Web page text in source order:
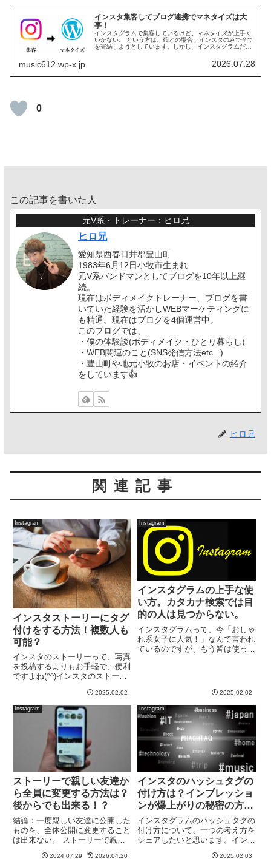
インスタ集客してブログ連携でマネタイズは大
事！
インスタグラムで集客しているけど、マネタイズが上手く
いかない。 という方は、殆どの場合、インスタのみで全て
を完結しようとしています。しかし、インスタグラムだけ
music612.wp-x.jp 2026.07.28
0
この記事を書いた人
元V系・トレーナー：ヒロ兄
ヒロ兄
愛知県西春日井郡豊山町
1983年6月12日小牧市生まれ
元V系バンドマンとしてブログを10年以上継
続。
現在はボディメイクトレーナー、ブログを書
いていた経験を活かしWEBマーケティングに
も精通。現在はブログを4個運営中。
このブログでは、
・僕の体験談(ボディメイク・ひとり暮らし)
・WEB関連のこと(SNS発信方法etc...)
・豊山町や地元小牧のお店・イベントの紹介
をしています👍️
ヒロ兄
関連記事
Instagram
インスタストーリーにタグ
付けをする方法！複数人も
可能？
インスタのストーリーって、写真
を投稿するよりもお手軽で、便利
ですよね(^^)インスタのストーリ
する際、フォロワーさんに、その
人物のインスタのアカウントを共
有出来る方法の一つとして、タグ
付け機能があります。In...
2025.02.02
Instagram
インスタグラムの上手な使
い方。カタカナ検索では目
的の人は見つからない。
インスタグラムって、今「おしゃ
れ系女子に人気！」なんて言われ
ているのですが、もう皆は使って
じ使い方をしていても、フォロワ
2025.02.02
Instagram
ストーリーで親しい友達か
ら全員に変更する方法は？
後からでも出来る！？
結論：一度親しい友達に公開した
ものを、全体公開に変更すること
は出来ない。 ストーリーで親し
2024.07.29 2026.04.20
Instagram
インスタのハッシュタグの
付け方は？インプレッショ
ンが爆上がりの秘密の方
法！
インスタグラムのハッシュタグの
付け方について、一つの考え方を
シェアしたいと思います。インス
2025.02.03